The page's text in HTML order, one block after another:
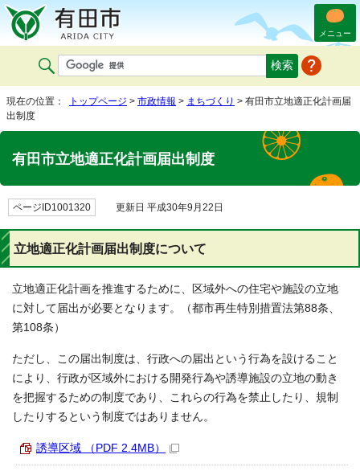
メニュー
現在の位置： トップページ > 市政情報 > まちづくり > 有田市立地適正化計画届
出制度
有田市立地適正化計画届出制度
ページID1001320 更新日 平成30年9月22日
立地適正化計画届出制度について
立地適正化計画を推進するために、区域外への住宅や施設の立地
に対して届出が必要となります。（都市再生特別措置法第88条、
第108条）
ただし、この届出制度は、行政への届出という行為を設けること
により、行政が区域外における開発行為や誘導施設の立地の動き
を把握するための制度であり、これらの行為を禁止したり、規制
したりするという制度ではありません。
誘導区域 （PDF 2.4MB）